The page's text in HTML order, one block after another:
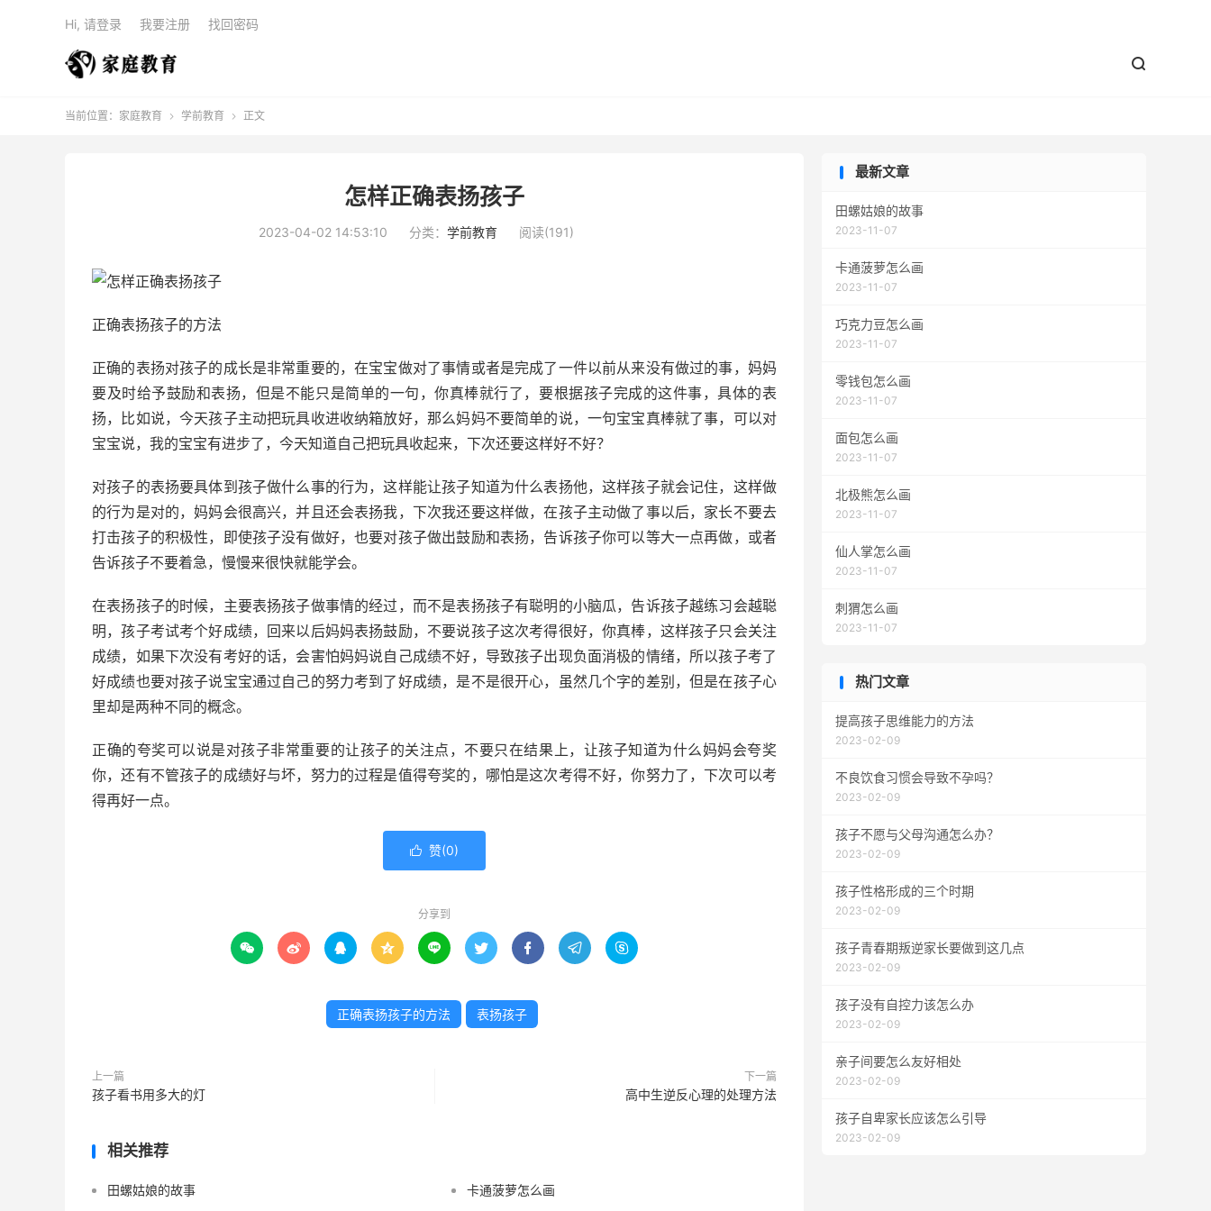

Hi, 请登录 我要注册 找回密码
当前位置： 家庭教育  学前教育  正文
怎样正确表扬孩子
2023-04-02 14:53:10 分类： 学前教育 阅读(191)
正确表扬孩子的方法
正确的表扬对孩子的成长是非常重要的，在宝宝做对了事情或者是完成了一件以前从来没有做过的事，妈妈
要及时给予鼓励和表扬，但是不能只是简单的一句，你真棒就行了，要根据孩子完成的这件事，具体的表
扬，比如说，今天孩子主动把玩具收进收纳箱放好，那么妈妈不要简单的说，一句宝宝真棒就了事，可以对
宝宝说，我的宝宝有进步了，今天知道自己把玩具收起来，下次还要这样好不好？
对孩子的表扬要具体到孩子做什么事的行为，这样能让孩子知道为什么表扬他，这样孩子就会记住，这样做
的行为是对的，妈妈会很高兴，并且还会表扬我，下次我还要这样做，在孩子主动做了事以后，家长不要去
打击孩子的积极性，即使孩子没有做好，也要对孩子做出鼓励和表扬，告诉孩子你可以等大一点再做，或者
告诉孩子不要着急，慢慢来很快就能学会。
在表扬孩子的时候，主要表扬孩子做事情的经过，而不是表扬孩子有聪明的小脑瓜，告诉孩子越练习会越聪
明，孩子考试考个好成绩，回来以后妈妈表扬鼓励，不要说孩子这次考得很好，你真棒，这样孩子只会关注
成绩，如果下次没有考好的话，会害怕妈妈说自己成绩不好，导致孩子出现负面消极的情绪，所以孩子考了
好成绩也要对孩子说宝宝通过自己的努力考到了好成绩，是不是很开心，虽然几个字的差别，但是在孩子心
里却是两种不同的概念。
正确的夸奖可以说是对孩子非常重要的让孩子的关注点，不要只在结果上，让孩子知道为什么妈妈会夸奖
你，还有不管孩子的成绩好与坏，努力的过程是值得夸奖的，哪怕是这次考得不好，你努力了，下次可以考
得再好一点。
 赞(0)
分享到
        
正确表扬孩子的方法 表扬孩子
上一篇
孩子看书用多大的灯
下一篇
高中生逆反心理的处理方法
相关推荐
田螺姑娘的故事 卡通菠萝怎么画
最新文章
田螺姑娘的故事
2023-11-07
卡通菠萝怎么画
2023-11-07
巧克力豆怎么画
2023-11-07
零钱包怎么画
2023-11-07
面包怎么画
2023-11-07
北极熊怎么画
2023-11-07
仙人掌怎么画
2023-11-07
刺猬怎么画
2023-11-07
热门文章
提高孩子思维能力的方法
2023-02-09
不良饮食习惯会导致不孕吗？
2023-02-09
孩子不愿与父母沟通怎么办？
2023-02-09
孩子性格形成的三个时期
2023-02-09
孩子青春期叛逆家长要做到这几点
2023-02-09
孩子没有自控力该怎么办
2023-02-09
亲子间要怎么友好相处
2023-02-09
孩子自卑家长应该怎么引导
2023-02-09